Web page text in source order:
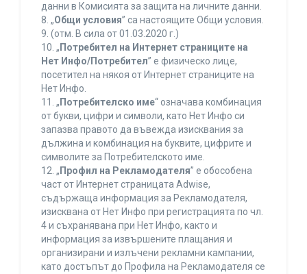
данни в Комисията за защита на личните данни.
8. „Общи условия” са настоящите Общи условия.
9. (отм. В сила от 01.03.2020 г.)
10. „ Потребител на Интернет страниците на
Нет Инфо/Потребител” е физическо лице,
посетител на някоя от Интернет страниците на
Нет Инфо.
11. „ Потребителско име“ означава комбинация
от букви, цифри и символи, като Нет Инфо си
запазва правото да въвежда изисквания за
дължина и комбинация на буквите, цифрите и
символите за Потребителското име.
12. „ Профил на Рекламодателя” е обособена
част от Интернет страницата Adwise,
съдържаща информация за Рекламодателя,
изисквана от Нет Инфо при регистрацията по чл.
4 и съхранявана при Нет Инфо, както и
информация за извършените плащания и
организирани и излъчени рекламни кампании,
като достъпът до Профила на Рекламодателя се